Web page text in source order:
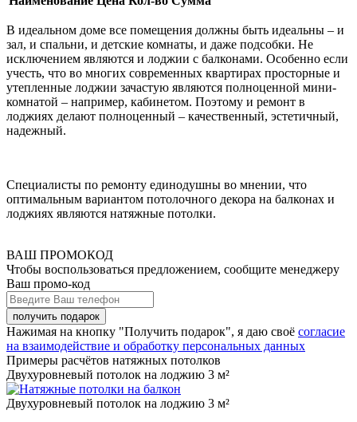
В идеальном доме все помещения должны быть идеальны – и
зал, и спальни, и детские комнаты, и даже подсобки. Не
исключением являются и лоджии с балконами. Особенно если
учесть, что во многих современных квартирах просторные и
утепленные лоджии зачастую являются полноценной мини-
комнатой – например, кабинетом. Поэтому и ремонт в
лоджиях делают полноценный – качественный, эстетичный,
надежный.
Специалисты по ремонту единодушны во мнении, что
оптимальным вариантом потолочного декора на балконах и
лоджиях являются натяжные потолки.
ВАШ ПРОМОКОД
Чтобы воспользоваться предложением, сообщите менеджеру
Ваш промо-код
Нажимая на кнопку "Получить подарок", я даю своё согласие
на взаимодействие и обработку персональных данных
Примеры расчётов натяжных потолков
Двухуровневый потолок на лоджию 3 м²
Двухуровневый потолок на лоджию 3 м²